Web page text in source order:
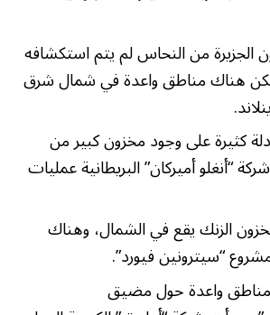
الجزيرة من النحاس لم يتم استكشافه
هناك مناطق واعدة في شمال شرق
كثيرة على وجود مخزون كبير من
“أنغلو أميركان” البريطانية عمليات
الزنك يقع في الشمال، وهناك
“سيترونين فيورد”.
واعدة حول مضيق